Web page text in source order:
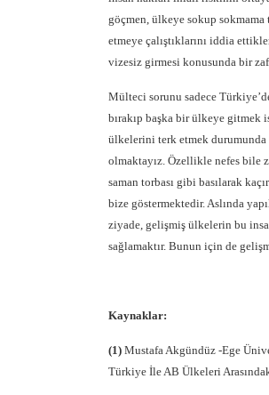
göçmen, ülkeye sokup
etmeye çalıştıklarını iddia
vizesiz girmesi konusunda bir
Mülteci sorunu sadece
bırakıp başka bir ülkeye gitmek
ülkelerini terk etmek durumunda
olmaktayız. Özellikle nefes bile
saman torbası gibi basılarak
bize göstermektedir. Aslında
ziyade, gelişmiş ülkelerin bu
sağlamaktır. Bunun için de
Kaynaklar:
(1) Mustafa Akgündüz -Ege
Türkiye İle AB Ülkeleri